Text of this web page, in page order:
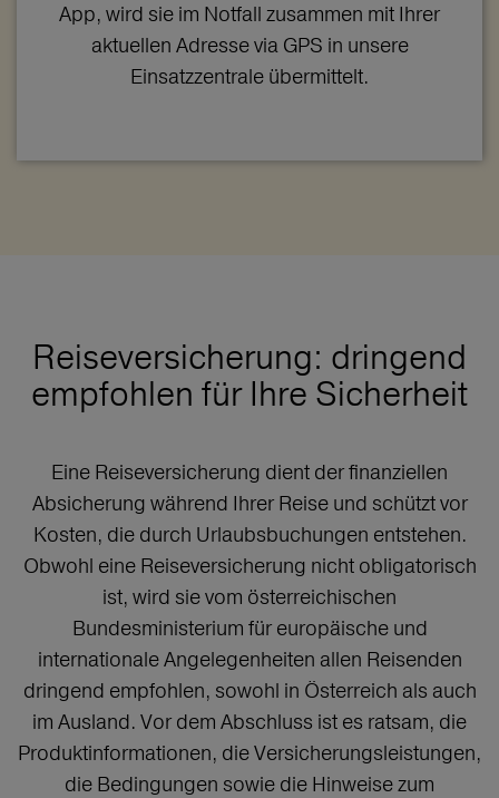
App, wird sie im Notfall zusammen mit Ihrer
aktuellen Adresse via GPS in unsere
Einsatzzentrale übermittelt.
Reiseversicherung: dringend
empfohlen für Ihre Sicherheit
Eine Reiseversicherung dient der finanziellen
Absicherung während Ihrer Reise und schützt vor
Kosten, die durch Urlaubsbuchungen entstehen.
Obwohl eine Reiseversicherung nicht obligatorisch
ist, wird sie vom österreichischen
Bundesministerium für europäische und
internationale Angelegenheiten allen Reisenden
dringend empfohlen, sowohl in Österreich als auch
im Ausland. Vor dem Abschluss ist es ratsam, die
Produktinformationen, die Versicherungsleistungen,
die Bedingungen sowie die Hinweise zum